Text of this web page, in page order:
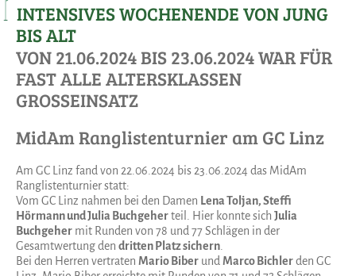
INTENSIVES WOCHENENDE VON JUNG
BIS ALT
VON 21.06.2024 BIS 23.06.2024 WAR FÜR
FAST ALLE ALTERSKLASSEN
GROSSEINSATZ
MidAm Ranglistenturnier am GC Linz
Am GC Linz fand von 22.06.2024 bis 23.06.2024 das MidAm
Ranglistenturnier statt:
Vom GC Linz nahmen bei den Damen Lena Toljan, Steffi
Hörmann und Julia Buchgeherteil. Hier konnte sich Julia
Buchgeher mit Runden von 78 und 77 Schlägen in der
Gesamtwertung den dritten Platz sichern
Bei den Herren vertraten Mario Biber und Marco Bichlerden GC